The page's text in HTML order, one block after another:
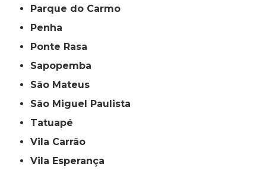
Parque do Carmo
Penha
Ponte Rasa
Sapopemba
São Mateus
São Miguel Paulista
Tatuapé
Vila Carrão
Vila Esperança